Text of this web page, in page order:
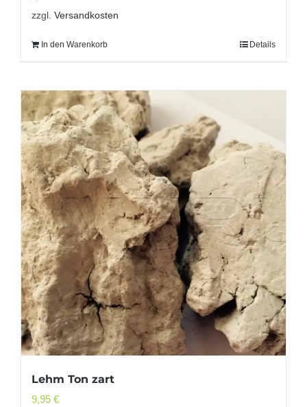
zzgl. Versandkosten
In den Warenkorb Details
Lehm Ton zart
9,95 €